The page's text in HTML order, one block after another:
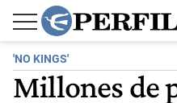
'NO KINGS'
Millones de